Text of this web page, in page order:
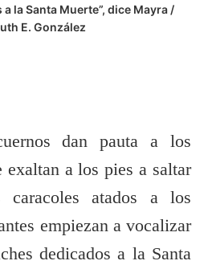
la Santa Muerte”, dice Mayra /
E. González
dan pauta a los
exaltan a los pies a saltar
atados a los
empiezan a vocalizar
dedicados a la Santa